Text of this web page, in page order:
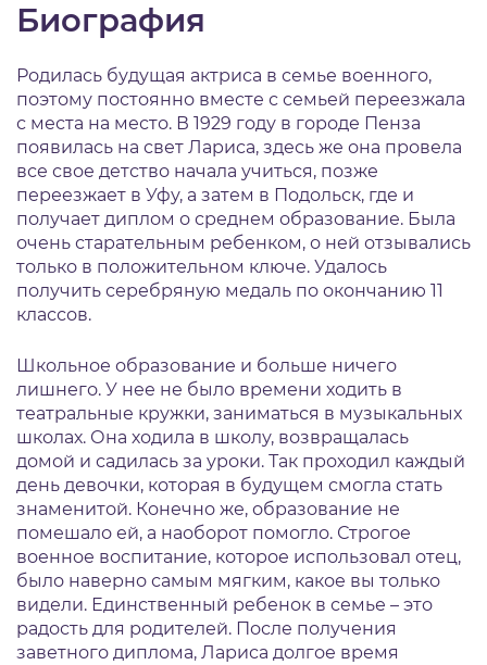
Биография
Родилась будущая актриса в семье военного,
поэтому постоянно вместе с семьей переезжала
с места на место. В 1929 году в городе Пенза
появилась на свет Лариса, здесь же она провела
все свое детство начала учиться, позже
переезжает в Уфу, а затем в Подольск, где и
получает диплом о среднем образование. Была
очень старательным ребенком, о ней отзывались
только в положительном ключе. Удалось
получить серебряную медаль по окончанию 11
классов.
Школьное образование и больше ничего
лишнего. У нее не было времени ходить в
театральные кружки, заниматься в музыкальных
школах. Она ходила в школу, возвращалась
домой и садилась за уроки. Так проходил каждый
день девочки, которая в будущем смогла стать
знаменитой. Конечно же, образование не
помешало ей, а наоборот помогло. Строгое
военное воспитание, которое использовал отец,
было наверно самым мягким, какое вы только
видели. Единственный ребенок в семье – это
радость для родителей. После получения
заветного диплома, Лариса долгое время